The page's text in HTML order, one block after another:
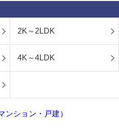
2K～2LDK
4K～4LDK